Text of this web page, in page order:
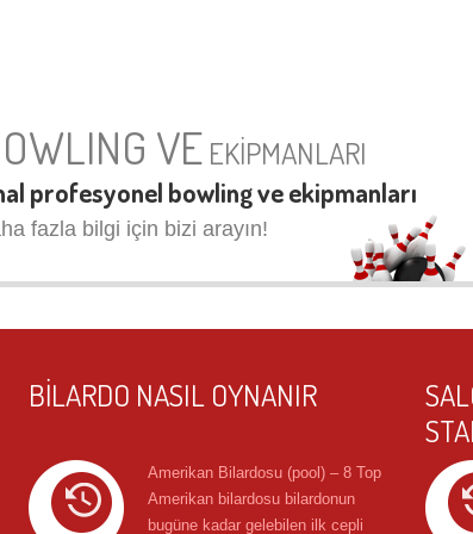
VE EKİPMANLARI
profesyonel bowling ve ekipmanları
fazla bilgi için bizi arayın!
BILARDO NASIL OYNANIR
Amerikan Bilardosu (pool) – 8 Top
Amerikan bilardosu bilardonun
bugüne kadar gelebilen ilk cepli